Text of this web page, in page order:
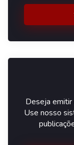
Deseja emitir
Use nosso